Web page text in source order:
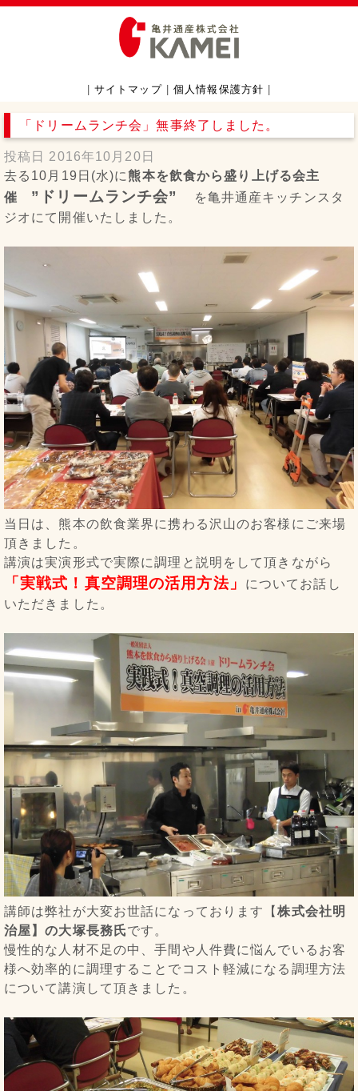
サイトマップ|個人情報保護方針
「ドリームランチ会」無事終了しました。
投稿日 2016年10月20日
去る10月19日(水)に熊本を飲食から盛り上げる会主
催 ”ドリームランチ会”
を亀井通産キッチンスタ
ジオにて開催いたしました。
当日は、熊本の飲食業界に携わる沢山のお客様にご来場
頂きました。
講演は実演形式で実際に調理と説明をして頂きながら
「実戦式！真空調理の活用方法」
についてお話し
いただきました。
講師は弊社が大変お世話になっております【株式会社明
治屋】の大塚長務氏です。
慢性的な人材不足の中、手間や人件費に悩んでいるお客
様へ効率的に調理することでコスト軽減になる調理方法
について講演して頂きました。